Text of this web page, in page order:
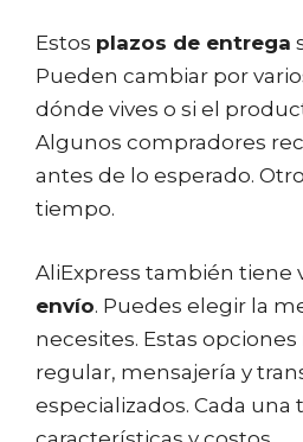
Estos plazos de entrega
Pueden cambiar por
dónde vives o si el
Algunos compradores
antes de lo esperado.
tiempo.
AliExpress también tiene
envío. Puedes elegir la
necesites. Estas
regular, mensajería y
especializados. Cada una